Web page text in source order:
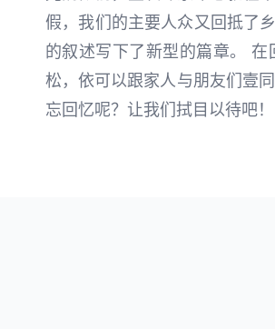
假，我们的主要人众又回抵了
的叙述写下了新型的篇章。
松，依可以跟家人与朋友们壹
忘回忆呢？让我们拭目以待吧！